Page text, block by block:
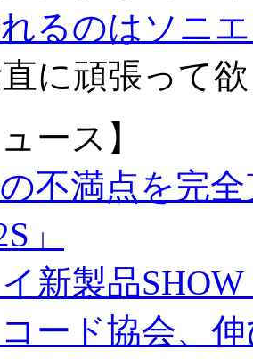
るのはソニ
に頑張って
ース】
不満点を完
」
新製品
ード協会、